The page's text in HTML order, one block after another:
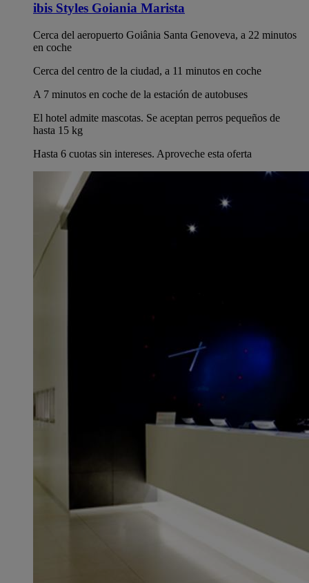
ibis Styles Goiania Marista
Cerca del aeropuerto Goiânia Santa Genoveva, a 22 minutos
en coche
Cerca del centro de la ciudad, a 11 minutos en coche
A 7 minutos en coche de la estación de autobuses
El hotel admite mascotas. Se aceptan perros pequeños de
hasta 15 kg
Hasta 6 cuotas sin intereses. Aproveche esta oferta